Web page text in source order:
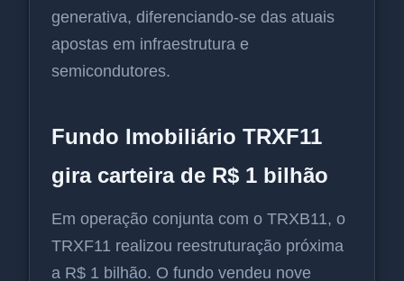
generativa, diferenciando-se das atuais
apostas em infraestrutura e
semicondutores.
Fundo Imobiliário TRXF11
gira carteira de R$ 1 bilhão
Em operação conjunta com o TRXB11, o
TRXF11 realizou reestruturação próxima
a R$ 1 bilhão. O fundo vendeu nove